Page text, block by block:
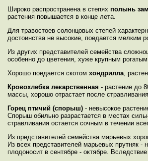
Широко распространена в степях полынь
растения повышается в конце лета.
Для травостоев солонцовых степей
достоинства не высокие, поедается мелким
Из других представителей семейства
особенно до цветения, хуже крупным рогатым
Хорошо поедается скотом хондрилла ,
Кровохлебка лекарственная - растение до
массы, хорошо отрастает после
Горец птичий (спорыш) - невысокое
Спорыш обильно разрастается в местах
стравливания остается сочным в течении
Из представителей семейства марьевых
Из всех представителей марьевых прутняк -
плодоносит в сентябре - октябре.